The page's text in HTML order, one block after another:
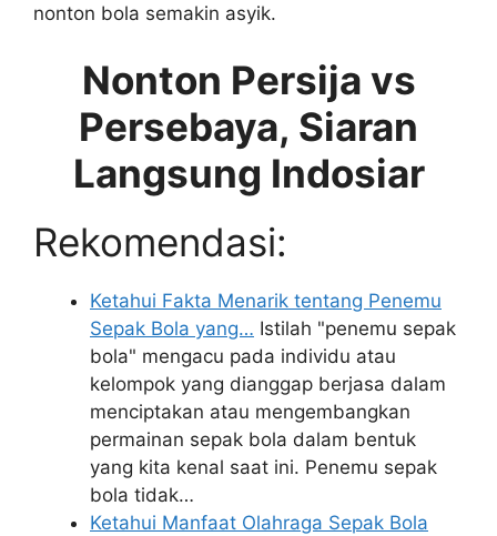
nonton bola semakin asyik.
Nonton Persija vs
Persebaya, Siaran
Langsung Indosiar
Rekomendasi:
Ketahui Fakta Menarik tentang Penemu
Sepak Bola yang… Istilah "penemu sepak
bola" mengacu pada individu atau
kelompok yang dianggap berjasa dalam
menciptakan atau mengembangkan
permainan sepak bola dalam bentuk
yang kita kenal saat ini. Penemu sepak
bola tidak…
Ketahui Manfaat Olahraga Sepak Bola